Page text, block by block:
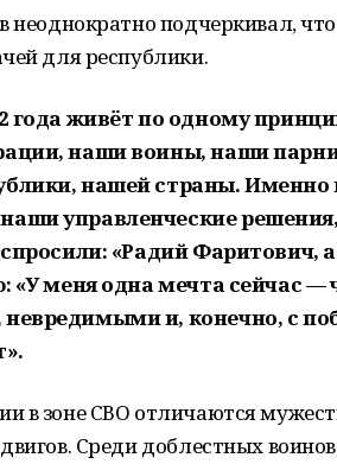
неоднократно подчеркивал,
для республики.
года живёт по одному
наши воины, наши
нашей страны. Именно
управленческие
«Радий Фаритович, а
«У меня одна мечта сейчас
и, конечно, с
в зоне СВО отличаются
Среди доблестных